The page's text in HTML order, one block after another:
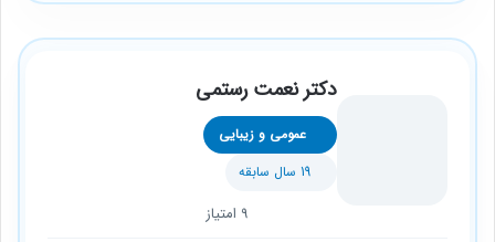
دکتر نعمت رستمی
عمومی و زیبایی
19 سال سابقه
9 امتیاز